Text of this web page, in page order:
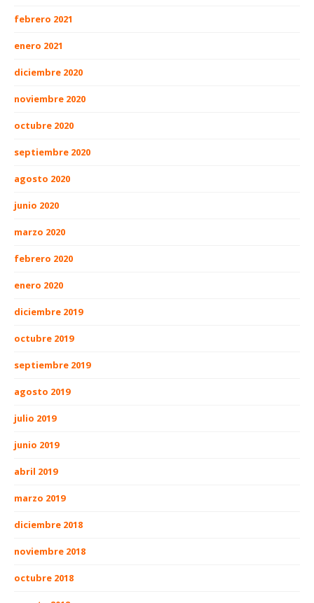
febrero 2021
enero 2021
diciembre 2020
noviembre 2020
octubre 2020
septiembre 2020
agosto 2020
junio 2020
marzo 2020
febrero 2020
enero 2020
diciembre 2019
octubre 2019
septiembre 2019
agosto 2019
julio 2019
junio 2019
abril 2019
marzo 2019
diciembre 2018
noviembre 2018
octubre 2018